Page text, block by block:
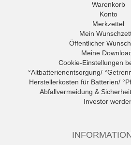
Warenkorb
Konto
Merkzettel
Mein
Öffentlicher
Meine
Cookie-Einstellungen
°Altbatterienentsorgung/
Herstellerkosten für Batterien/
Abfallvermeidung &
Investor